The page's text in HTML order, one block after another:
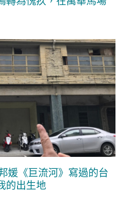
媛《巨流河》寫過的台
的出生地